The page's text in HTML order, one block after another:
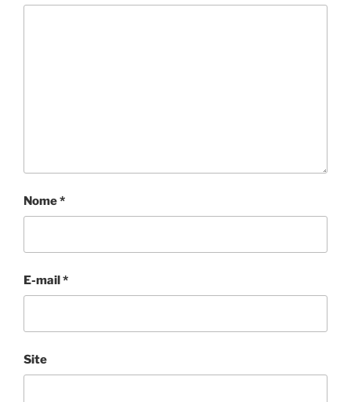
Nome*
E-mail*
Site